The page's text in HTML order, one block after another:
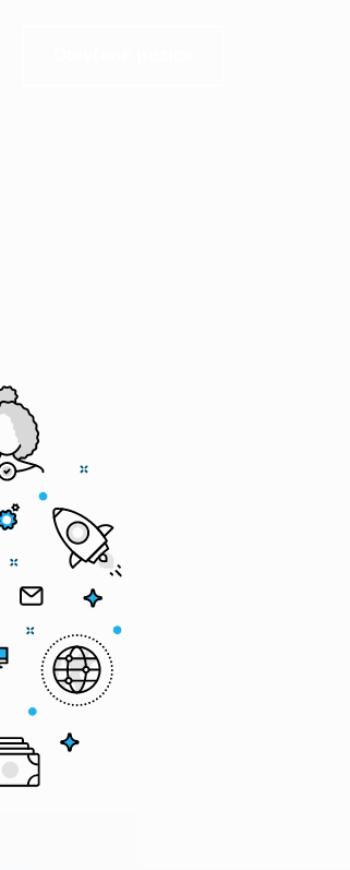
3.
Každý člen týmu Wistron je osobnost. My
poznat právě tu vaši. Nemusíte se bát.
a přátelsky si popovídáme. A kdo ví – třeba
padneme do oka.